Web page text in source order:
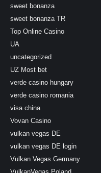
sweet bonanza
sweet bonanza TR
Top Online Casino
UA
uncategorized
UZ Most bet
verde casino hungary
verde casino romania
visa china
Vovan Casino
vulkan vegas DE
vulkan vegas DE login
Vulkan Vegas Germany